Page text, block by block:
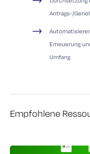
Antrags-/
Erneuerung
Umfang
Empfohlene